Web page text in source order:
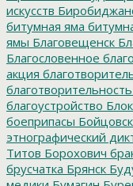
искусств
битумная яма
ямы Благовещенск
Благословенное
акция
благотворительность
благоустройство
боеприпасы
этнографический
Титов Борохович
брусчатка Брянск